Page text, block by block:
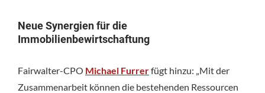
Neue Synergien für die
Immobilienbewirtschaftung
Fairwalter-CPO Michael Furrerfügt hinzu: „Mit der
Zusammenarbeit können die bestehenden Ressourcen